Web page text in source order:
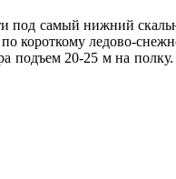
самый нижний
короткому ледово-
подъем 20-25 м на